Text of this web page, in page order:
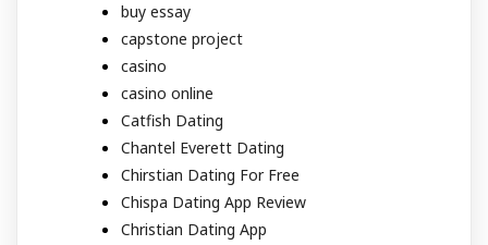
buy essay
capstone project
casino
casino online
Catfish Dating
Chantel Everett Dating
Chirstian Dating For Free
Chispa Dating App Review
Christian Dating App